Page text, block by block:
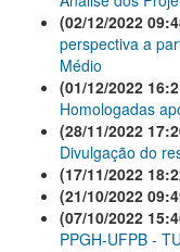
(02/12/2022
perspectiva a
Médio
(01/12/2022
Homologadas
(28/11/2022
Divulgação do
(17/11/2022
(21/10/2022
(07/10/2022
PPGH-UFPB -